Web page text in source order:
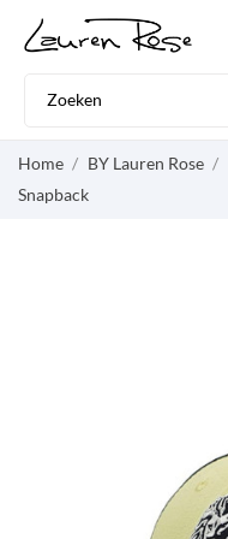
Home BY Lauren Rose
Snapback